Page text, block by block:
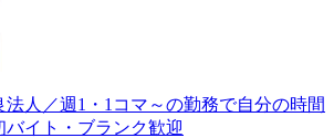
法人／週1・1コマ～の勤務で自分の時間
イト・ブランク歓迎